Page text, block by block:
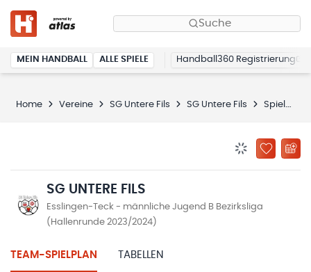
Suche
MEIN HANDBALL ALLE SPIELE Handball360 Registrierung
Home Vereine SG Untere Fils SG Untere Fils Spielplan
ZU
SG UNTERE FILS
Esslingen-Teck - männliche Jugend B Bezirksliga
(Hallenrunde 2023/2024)
TEAM-SPIELPLAN TABELLEN